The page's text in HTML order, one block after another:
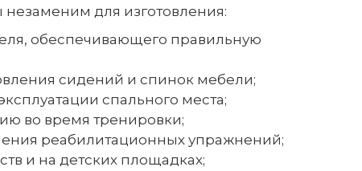
для изготовления:
обеспечивающего правильную
сидений и спинок мебели;
спального места;
во время тренировки;
реабилитационных упражнений;
и на детских площадках;